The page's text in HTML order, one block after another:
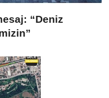
“Deniz